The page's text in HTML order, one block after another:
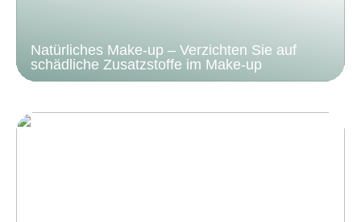
Natürliches Make-up – Verzichten Sie auf
schädliche Zusatzstoffe im Make-up